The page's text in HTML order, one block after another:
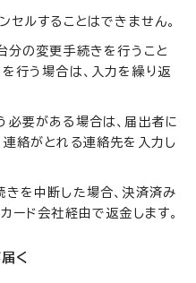
セルすることはできません。
分の変更手続きを行うこと
行う場合は、入力を繰り返
要がある場合は、届出者に
絡がとれる連絡先を入力し
を中断した場合、決済済み
ード会社経由で返金します。
く